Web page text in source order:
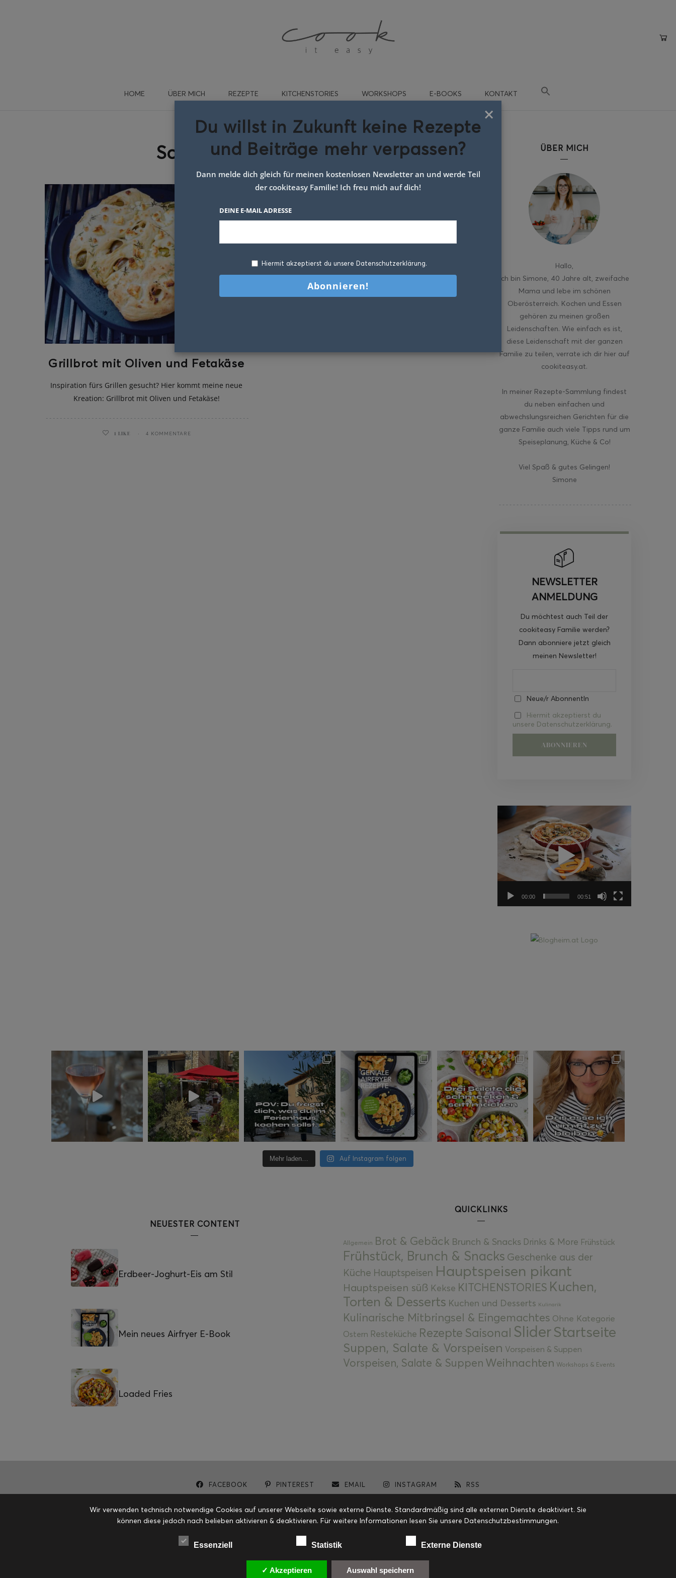
HOME ÜBER MICH REZEPTE KITCHENSTORIES WORKSHOPS E-BOOKS KONTAKT
Schlagwort:teamweber
Grillbrot mit Oliven und Fetakäse
Inspiration fürs Grillen gesucht? Hier kommt meine neue
Kreation: Grillbrot mit Oliven und Fetakäse!
1 LIKE 4 KOMMENTARE
ÜBER MICH
Hallo
ich bin Simone, 40 Jahre alt, zweifache
Mama und lebe im schönen
Oberösterreich. Kochen und Essen
gehören zu meinen großen
Leidenschaften. Wie einfach es ist,
diese Leidenschaft mit der ganzen
Familie zu teilen, verrate ich dir hier auf
cookiteasy.at.
In meiner Rezepte-Sammlung findest
du neben einfachen und
abwechslungsreichen Gerichten für die
ganze Familie auch viele Tipps rund um
Speiseplanung, Küche & Co!
Viel Spaß & gutes Gelingen!
Simone
NEWSLETTER
ANMELDUNG
Du möchtest auch Teil der
cookiteasy Familie werden?
Dann abonniere jetzt gleich
meinen Newsletter!
Neue/r AbonnentIn
Hiermit akzeptierst du
unsere Datenschutzerklärung.
Video-
Player
00:00 00:51
Mehr laden… Auf Instagram folgen
NEUESTER CONTENT
Erdbeer-Joghurt-Eis am Stil
Mein neues Airfryer E-Book
Loaded Fries
QUICKLINKS
Allgemein Brot & Gebäck Brunch & Snacks Drinks & More Frühstück
Frühstück, Brunch & Snacks Geschenke aus der
Küche Hauptspeisen Hauptspeisen pikant
Hauptspeisen süß Kekse KITCHENSTORIES Kuchen,
Torten & Desserts Kuchen und Desserts Kulinarik
Kulinarische Mitbringsel & Eingemachtes Ohne Kategorie
Ostern Resteküche Rezepte Saisonal SliderStartseite
Suppen, Salate & Vorspeisen Vorspeisen & Suppen
Vorspeisen, Salate & Suppen Weihnachten Workshops & Events
FACEBOOK PINTEREST EMAIL INSTAGRAM RSS
×
Du willst in Zukunft keine Rezepte
und Beiträge mehr verpassen?
Dann melde dich gleich für meinen kostenlosen Newsletter an und werde Teil
der cookiteasy Familie! Ich freu mich auf dich!
DEINE E-MAIL ADRESSE
Hiermit akzeptierst du unsere Datenschutzerklärung.
Wir verwenden technisch notwendige Cookies auf unserer Webseite sowie externe Dienste. Standardmäßig sind alle externen Dienste deaktiviert. Sie
können diese jedoch nach belieben aktivieren & deaktivieren. Für weitere Informationen lesen Sie unsere Datenschutzbestimmungen.
Essenziell Statistik Externe Dienste
✓ Akzeptieren Auswahl speichern